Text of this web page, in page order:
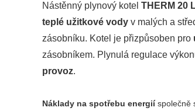
Nástěnný plynový kotel THERM 20
teplé užitkové vody v malých a
zásobníku. Kotel je přizpůsoben pro
zásobníkem. Plynulá regulace
provoz.
Náklady na spotřebu energiíspolečně